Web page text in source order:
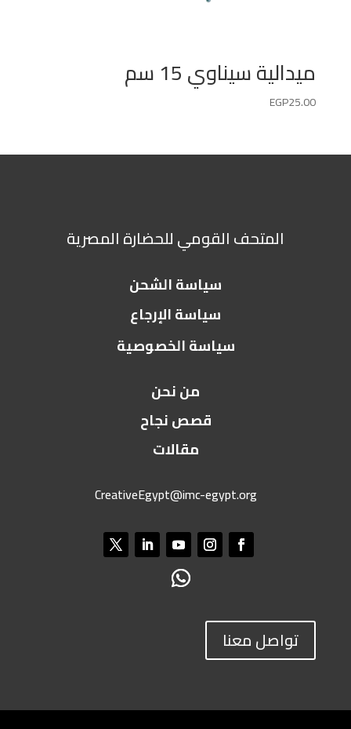
ميدالية سيناوي 15 سم
EGP25.00
المتحف القومي للحضارة المصرية
سياسة الشحن
سياسة الإرجاع
سياسة الخصوصية
من نحن
قصص نجاح
مقالات
CreativeEgypt@imc-egypt.org
تواصل معنا